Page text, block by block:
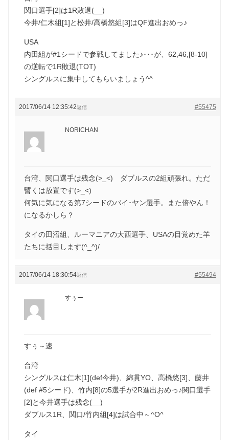
関口選手[2]は1R敗退(__)
今井/仁木組[1]と松井/高橋悠組[3]はQF進出おめっ♪
USA
内田組が#1シードで参戦してました♪･･･が、62,46,[8-10]
の逆転で1R敗退(TOT)
シングルスに集中してもらいましょう^^
2017/06/14 12:35:42 #55475
返信
NORICHAN
台湾、関口選手は残念(>_<) ダブルスの2組頑張れ。ただ
暫くは放置です(>_<)
何気に気になる第7シードのバイ･ヤン選手。また倍やん！
になるかしら？
タイの田沼組、ルーマニアの大西選手、USAの目覚めた羊
たちに括目します(^_^)/
2017/06/14 18:30:54 #55494
返信
すぅー
すぅ～速
台湾
シングルスは仁木[1](def今井)、綿貫YO、高橋悠[3]、藤井
(def #5シード)、竹内[8]の5選手が2R進出おめっ♪関口選手
[2]と今井選手は残念(__)
ダブルス1R、関口/竹内組[4]は試合中～^O^
タイ